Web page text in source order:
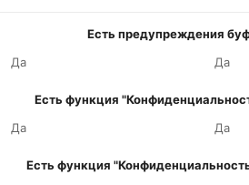
Есть предупреждения
Да
Да
Есть функция
Да
Да
Есть функция